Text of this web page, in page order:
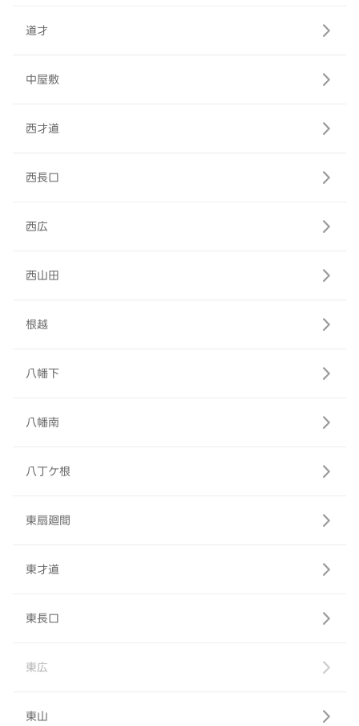
道才
中屋敷
西才道
西長口
西広
西山田
根越
八幡下
八幡南
八丁ケ根
東扇廻間
東才道
東長口
東広
東山